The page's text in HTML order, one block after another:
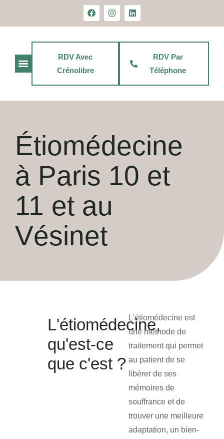
RDV Avec
Crénolibre
RDV Par
Téléphone
Étiomédecine
à Paris 10 et
11 et au
Vésinet
L'étiomédecine,
qu'est-ce
que c'est ?
L’étiomédecine est
une méthode de
traitement qui permet
au patient de se
libérer de ses
mémoires de
souffrance et de
trouver une meilleure
adaptation, un bien-